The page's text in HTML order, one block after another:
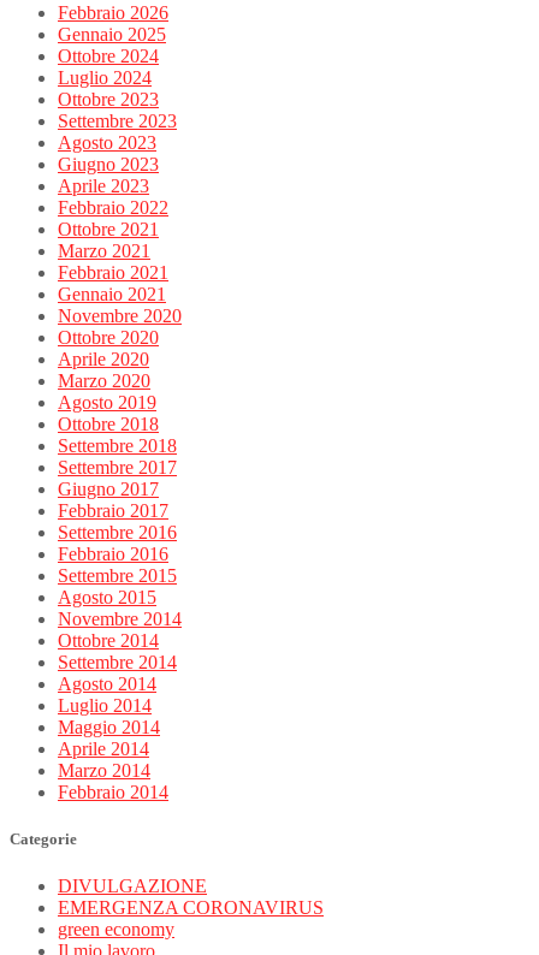
Febbraio 2026
Gennaio 2025
Ottobre 2024
Luglio 2024
Ottobre 2023
Settembre 2023
Agosto 2023
Giugno 2023
Aprile 2023
Febbraio 2022
Ottobre 2021
Marzo 2021
Febbraio 2021
Gennaio 2021
Novembre 2020
Ottobre 2020
Aprile 2020
Marzo 2020
Agosto 2019
Ottobre 2018
Settembre 2018
Settembre 2017
Giugno 2017
Febbraio 2017
Settembre 2016
Febbraio 2016
Settembre 2015
Agosto 2015
Novembre 2014
Ottobre 2014
Settembre 2014
Agosto 2014
Luglio 2014
Maggio 2014
Aprile 2014
Marzo 2014
Febbraio 2014
Categorie
DIVULGAZIONE
EMERGENZA CORONAVIRUS
green economy
Il mio lavoro